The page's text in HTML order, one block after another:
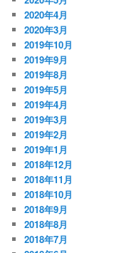
2020年4月
2020年3月
2019年10月
2019年9月
2019年8月
2019年5月
2019年4月
2019年3月
2019年2月
2019年1月
2018年12月
2018年11月
2018年10月
2018年9月
2018年8月
2018年7月